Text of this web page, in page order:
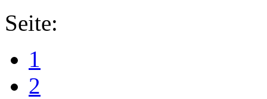
Seite:
1
2